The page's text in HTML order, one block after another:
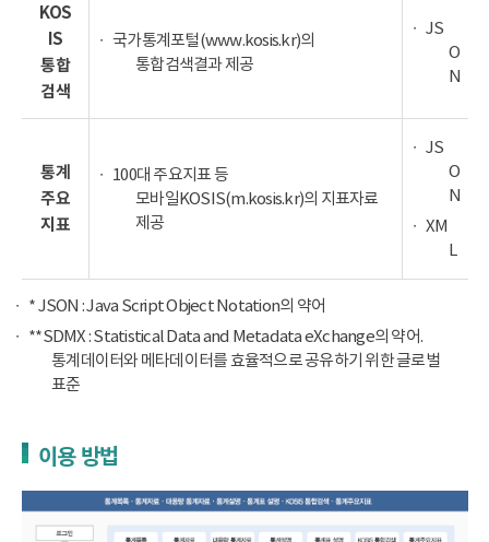
KOS
IS
통합
검색
국가통계포털(www.kosis.kr)의
통합검색결과 제공
JS
O
N
통계
주요
지표
100대 주요지표 등
모바일KOSIS(m.kosis.kr)의 지표자료
제공
JS
O
N
XM
L
* JSON : Java Script Object Notation의 약어
**SDMX : Statistical Data and Metadata eXchange의 약어.
통계데이터와 메타데이터를 효율적으로 공유하기 위한 글로벌
표준
이용 방법